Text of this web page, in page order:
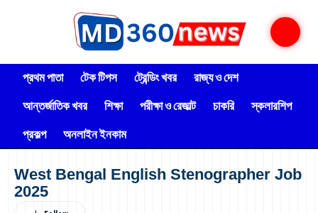
প্রথম পাতা টেক টিপস ট্রেন্ডিং খবর
রাজ্য ও দেশ
আন্তর্জাতিক খবর
শিক্ষা পরীক্ষা ও রেজাল্ট চাকরি
স্কলারশিপ
প্রকল্প
অনলাইন ইনকাম
West Bengal English Stenographer Job
2025